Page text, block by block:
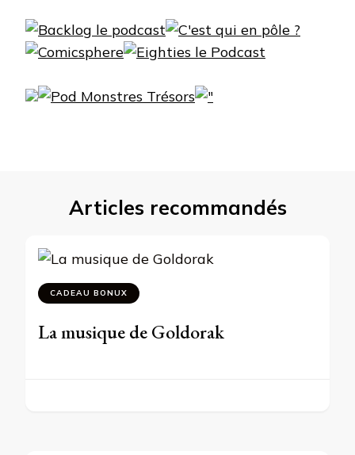
Articles recommandés
CADEAU BONUX
La musique de Goldorak